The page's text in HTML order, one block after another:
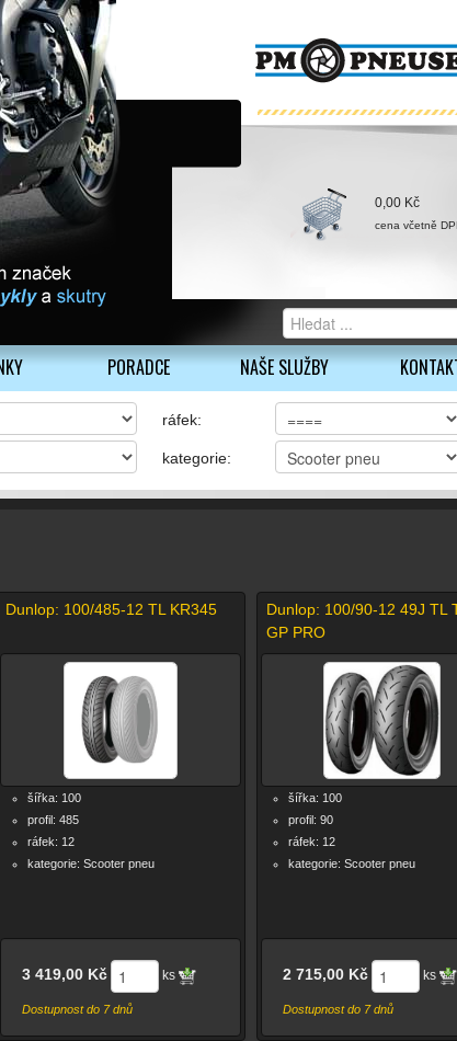
Dunlop: 100/485-12 TL KR345
šířka: 100
profil: 485
ráfek: 12
kategorie: Scooter pneu
3 419,00 Kč ks
Dostupnost do 7 dnů
Dunlop: 100/90-12 49J TL
GP PRO
šířka: 100
profil: 90
ráfek: 12
kategorie: Scooter pneu
2 715,00 Kč ks
Dostupnost do 7 dnů
PORADCE NAŠE SLUŽBY
0,00 Kč
cena včetně
ráfek:
kategorie: